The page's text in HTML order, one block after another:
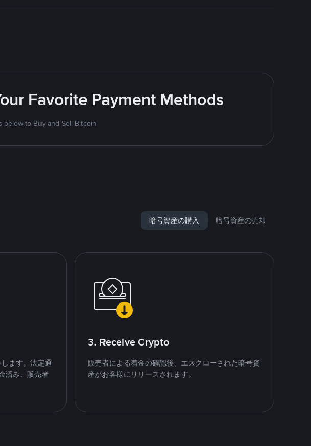
Favorite Payment Methods
below to Buy and Sell Bitcoin
暗号資産の購入 暗号資産の売却
ます。法定通
済み、販売者
3. Receive Crypto
販売者による着金の確認後、エスクローされた暗号資
産がお客様にリリースされます。